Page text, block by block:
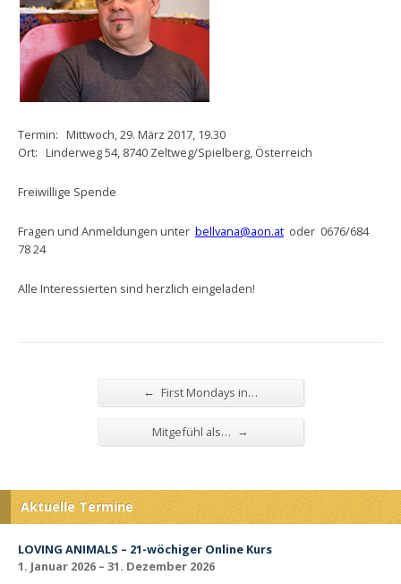
Termin: Mittwoch, 29. März 2017, 19.30
Ort: Linderweg 54, 8740 Zeltweg/Spielberg, Österreich
Freiwillige Spende
Fragen und Anmeldungen unter bellvana@aon.at oder 0676/684
78 24
Alle Interessierten sind herzlich eingeladen!
← First Mondays in…
Mitgefühl als… →
Aktuelle Termine
LOVING ANIMALS – 21-wöchiger Online Kurs
1. Januar 2026 – 31. Dezember 2026